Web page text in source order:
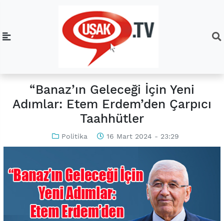
“Banaz’ın Geleceği İçin Yeni
Adımlar: Etem Erdem’den Çarpıcı
Taahhütler
Politika 16 Mart 2024 - 23:29